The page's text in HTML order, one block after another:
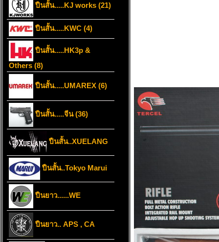
ปืนสั้น.....KJ works (21)
ปืนสั้น.....KWC (4)
ปืนสั้น.....HK3p &
Others (8)
ปืนสั้น.....UMAREX (6)
ปืนสั้น.....จีน (36)
ปืนสั้น..XUELANG
ปืนสั้น..Tokyo Marui
ปืนยาว......WE
ปืนยาว.. APS , CA